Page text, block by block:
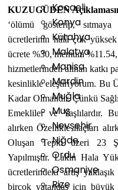
Kocaeli
Konya
Kütahya
Malatya
Manisa
Mardin
Muğla
Muş
Nevşehir
Niğde
Ordu
Osmaniye
Rize
KUZUGÜDEN
‘ölümü gösterip,
ücretlerinin hâlâ çok
ücrete %30, memura
hizmetlerinden alınan katkı
kesinlikle eleştiriyorum. Bu
Kadar Olmalıdır. Çünkü
Emekliler ve Yaşlılardır.
alırken Özellikle ilaçları
Oluşan Tepki üzeri 23
Yapılmıştır. Lakin Hala
ücretlerindeki artış
birçok vatandaş için